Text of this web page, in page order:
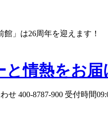
」は26周年を迎えます！